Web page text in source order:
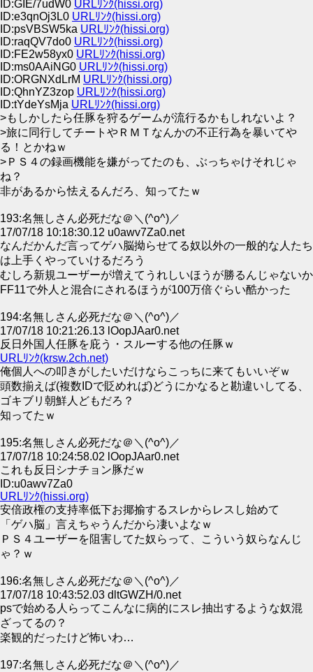
ID:GIE/7udW0 URLﾘﾝｸ(hissi.org)
ID:e3qnOj3L0 URLﾘﾝｸ(hissi.org)
ID:psVBSW5ka URLﾘﾝｸ(hissi.org)
ID:raqQV7do0 URLﾘﾝｸ(hissi.org)
ID:FE2w58yx0 URLﾘﾝｸ(hissi.org)
ID:ms0AAiNG0 URLﾘﾝｸ(hissi.org)
ID:ORGNXdLrM URLﾘﾝｸ(hissi.org)
ID:QhnYZ3zop URLﾘﾝｸ(hissi.org)
ID:tYdeYsMja URLﾘﾝｸ(hissi.org)
>もしかしたら任豚を狩るゲームが流行るかもしれないよ？
>旅に同行してチートやＲＭＴなんかの不正行為を暴いてや
る！とかねｗ
>ＰＳ４の録画機能を嫌がってたのも、ぶっちゃけそれじゃ
ね？
非があるから怯えるんだろ、知ってたｗ
193:名無しさん必死だな＠＼(^o^)／
17/07/18 10:18:30.12 u0awv7Za0.net
なんだかんだ言ってゲハ脳拗らせてる奴以外の一般的な人たち
は上手くやっていけるだろう
むしろ新規ユーザーが増えてうれしいほうが勝るんじゃないか
FF11で外人と混合にされるほうが100万倍ぐらい酷かった
194:名無しさん必死だな＠＼(^o^)／
17/07/18 10:21:26.13 lOopJAar0.net
反日外国人任豚を庇う・スルーする他の任豚ｗ
URLﾘﾝｸ(krsw.2ch.net)
俺個人への叩きがしたいだけならこっちに来てもいいぞｗ
頭数揃えば(複数IDで貶めれば)どうにかなると勘違いしてる、
ゴキブリ朝鮮人どもだろ？
知ってたｗ
195:名無しさん必死だな＠＼(^o^)／
17/07/18 10:24:58.02 lOopJAar0.net
これも反日シナチョン豚だｗ
ID:u0awv7Za0
URLﾘﾝｸ(hissi.org)
安倍政権の支持率低下お揶揄するスレからレスし始めて
「ゲハ脳」言えちゃうんだから凄いよなｗ
ＰＳ４ユーザーを阻害してた奴らって、こういう奴らなんじ
ゃ？ｗ
196:名無しさん必死だな＠＼(^o^)／
17/07/18 10:43:52.03 dltGWZH/0.net
psで始める人らってこんなに病的にスレ抽出するような奴混
ざってるの？
楽観的だったけど怖いわ…
197:名無しさん必死だな＠＼(^o^)／